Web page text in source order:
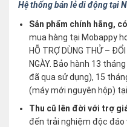
Hệ thống bán lẻ di động tại
Sản phẩm chính hãng,
mua hàng tại Mobappy
HỖ TRỢ DÙNG THỬ –
NGÀY. Bảo hành 13
đã qua sử dụng), 15
(máy mới nguyên hộp)
Thu cũ lên đời với trợ
đến trải nghiệm độc